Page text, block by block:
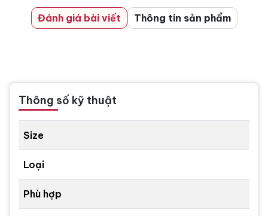
Đánh giá bài viết Thông tin sản phẩm
Thông số kỹ thuật
Size
Loại
Phù hợp